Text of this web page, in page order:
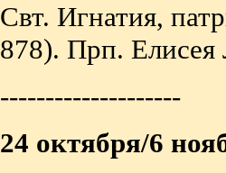
Свт. Игнатия,
878). Прп. Елисея
--------------------
24 октября/6